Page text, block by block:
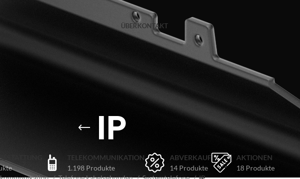
ÜBERKONTAKT
IP
TELEKOMMUNIKATION
1.198 Produkte
ABVERKAUF
14 Produkte
AKTIONEN
18 Produkte